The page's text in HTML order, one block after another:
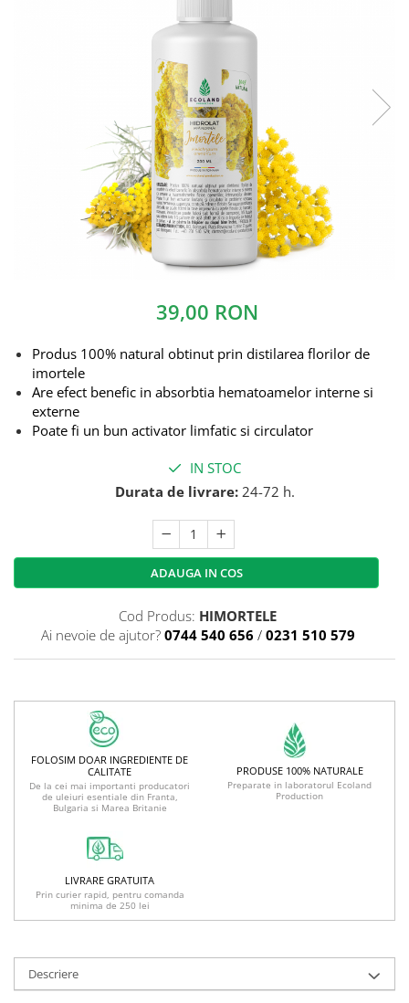
39,00 RON
Produs 100% natural obtinut prin distilarea florilor de
imortele
Are efect benefic in absorbtia hematoamelor interne si
externe
Poate fi un bun activator limfatic si circulator
IN STOC
Durata de livrare:24-72 h.
ADAUGA IN COS
Cod Produs: HIMORTELE
Ai nevoie de ajutor? 0744 540 656 / 0231 510 579
FOLOSIM DOAR INGREDIENTE DE
CALITATE
De la cei mai importanti producatori
de uleiuri esentiale din Franta,
Bulgaria si Marea Britanie
PRODUSE 100% NATURALE
Preparate in laboratorul Ecoland
Production
LIVRARE GRATUITA
Prin curier rapid, pentru comanda
minima de 250 lei
Descriere